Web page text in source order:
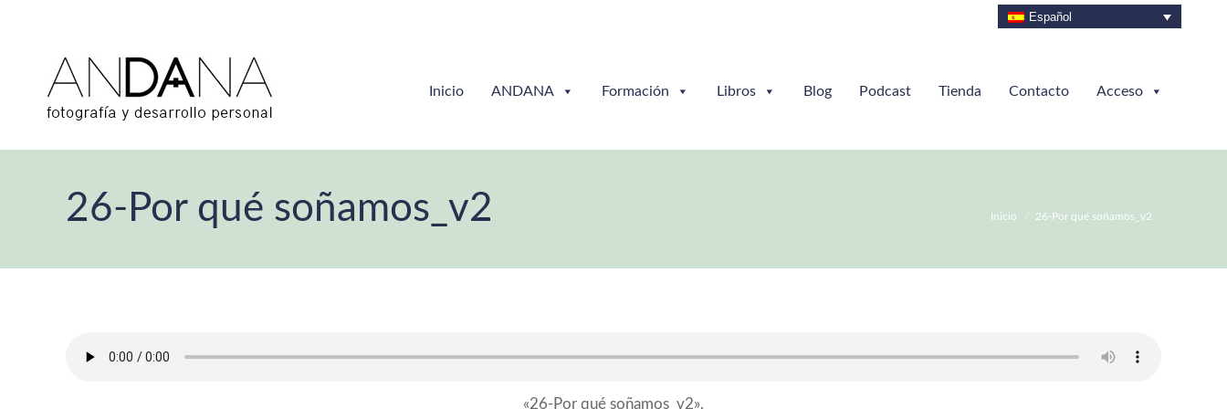
Español
Inicio ANDANA Formación Libros Blog Podcast Tienda Contacto Acceso
26-Por qué soñamos_v2 Inicio 26-Por qué soñamos_v2
«26-Por qué soñamos_v2».